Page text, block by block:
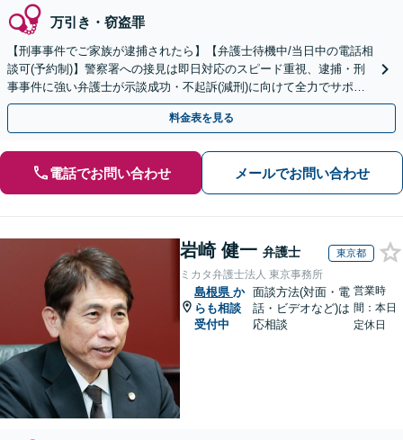
万引き・窃盗罪
【刑事事件でご家族が逮捕されたら】【弁護士待機中/当日中の電話相
談可(予約制)】警察署への接見は即日対応のスピード重視、逮捕・刑
事事件に強い弁護士が示談成功・不起訴(減刑)に向けて全力でサポー
トします。【加害者側の相談専門】
料金表を見る
電話でお問い合わせ メールでお問い合わせ
岩崎 健一 弁護士 東京都
ミカタ弁護士法人 東京事務所
島根県 か
らも相談
受付中
面談方法(対面・電
話・ビデオなど)は
応相談
営業時
間：本日
定休日